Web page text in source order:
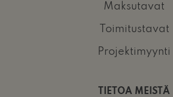
Maksutavat
Toimitustavat
Projektimyynti
TIETOA MEISTÄ